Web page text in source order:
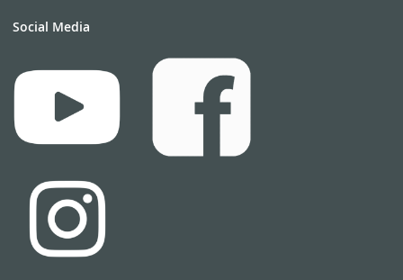
Social Media